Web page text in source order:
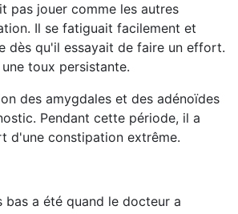
pas jouer comme les autres
Il se fatiguait facilement et
dès qu'il essayait de faire un effort.
toux persistante.
des amygdales et des adénoïdes
Pendant cette période, il a
d'une constipation extrême.
bas a été quand le docteur a